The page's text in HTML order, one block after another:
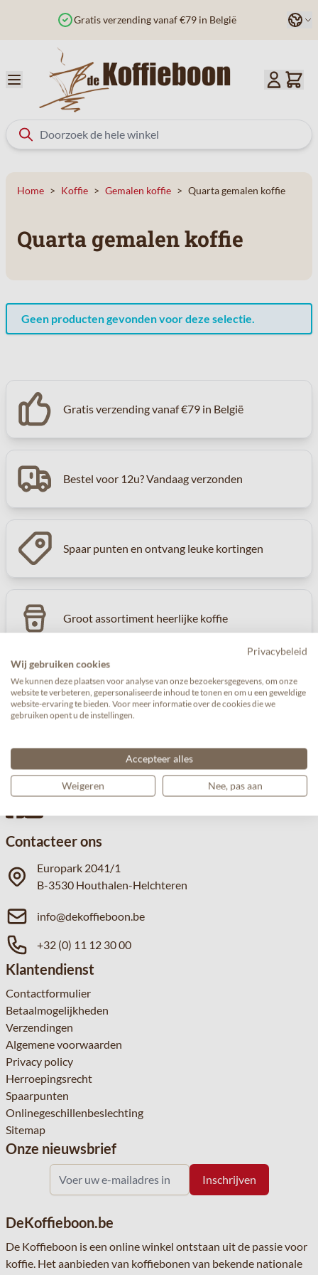
Gratis verzending vanaf €79 in België Taal
Home > Koffie > Gemalen koffie > Quarta gemalen koffie
Quarta gemalen koffie
Geen producten gevonden voor deze selectie.
Gratis verzending vanaf €79 in België
Bestel voor 12u? Vandaag verzonden
Spaar punten en ontvang leuke kortingen
Groot assortiment heerlijke koffie
Volg ons
Contacteer ons
Europark 2041/1
B-3530 Houthalen-Helchteren
info@dekoffieboon.be
+32 (0) 11 12 30 00
Klantendienst
Contactformulier
Betaalmogelijkheden
Verzendingen
Algemene voorwaarden
Privacy policy
Herroepingsrecht
Spaarpunten
Onlinegeschillenbeslechting
Sitemap
Onze nieuwsbrief
DeKoffieboon.be
De Koffieboon is een online winkel ontstaan uit de passie voor
koffie. Het aanbieden van koffiebonen van bekende nationale
Privacybeleid
Wij gebruiken cookies
We kunnen deze plaatsen voor analyse van onze bezoekersgegevens, om onze
website te verbeteren, gepersonaliseerde inhoud te tonen en om u een geweldige
website-ervaring te bieden. Voor meer informatie over de cookies die we
gebruiken opent u de instellingen.
Accepteer alles
Weigeren Nee, pas aan